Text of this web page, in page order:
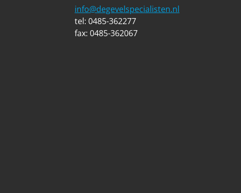
info@degevelspecialisten.nl
tel: 0485-362277
fax: 0485-362067